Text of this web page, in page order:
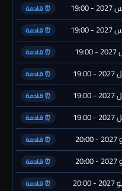
⏰ قادمة
⏰ قادمة
⏰ قادمة
⏰ قادمة
⏰ قادمة
⏰ قادمة
⏰ قادمة
⏰ قادمة
⏰ قادمة